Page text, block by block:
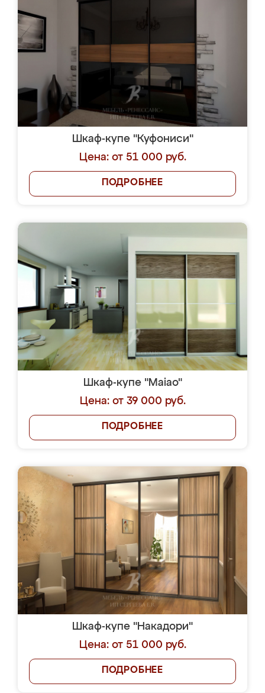
Шкаф-купе "Куфониси"
Цена: от 51 000 руб.
ПОДРОБНЕЕ
Шкаф-купе "Maiao"
Цена: от 39 000 руб.
ПОДРОБНЕЕ
Шкаф-купе "Накадори"
Цена: от 51 000 руб.
ПОДРОБНЕЕ